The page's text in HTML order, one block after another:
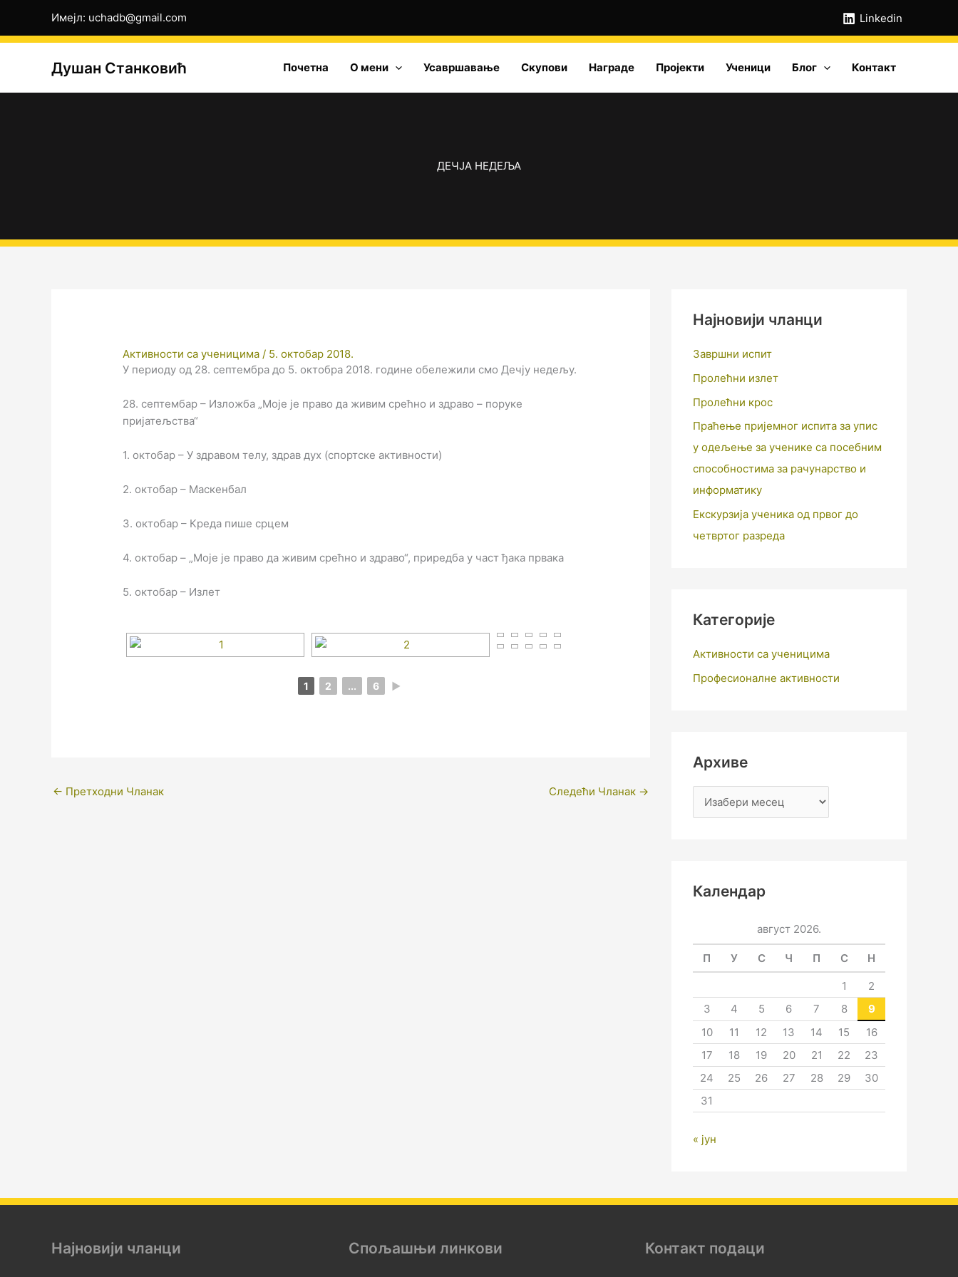
садржај
Имејл: uchadb@gmail.com Linkedin
Душан Станковић Почетна О мени Усавршавање Скупови Награде Пројекти Ученици Блог Контакт
ДЕЧЈА НЕДЕЉА
Активности са ученицима / 5. октобар 2018.
У периоду од 28. септембра до 5. октобра 2018. године обележили смо Дечју недељу.
28. септембар – Изложба „Моје је право да живим срећно и здраво – поруке
пријатељства“
1. октобар – У здравом телу, здрав дух (спортске активности)
2. октобар – Маскенбал
3. октобар – Креда пише срцем
4. октобар – „Моје је право да живим срећно и здраво“, приредба у част ђака првака
5. октобар – Излет
1 2 ... 6 ►
← Претходни Чланак Следећи Чланак →
Најновији чланци
Завршни испит
Пролећни излет
Пролећни крос
Праћење пријемног испита за упис
у одељење за ученике са посебним
способностима за рачунарство и
информатику
Екскурзија ученика од првог до
четвртог разреда
Категорије
Активности са ученицима
Професионалне активности
Архиве
и
в
Календар
август 2026.
П У С Ч П С Н
1
2
3
4 5 6 7 8
9
10
11 12 13 14 15
16
17
18 19 20 21 22
23
24
25 26 27 28 29
30
31
« јун
Најновији чланци Спољашњи линкови Контакт подаци